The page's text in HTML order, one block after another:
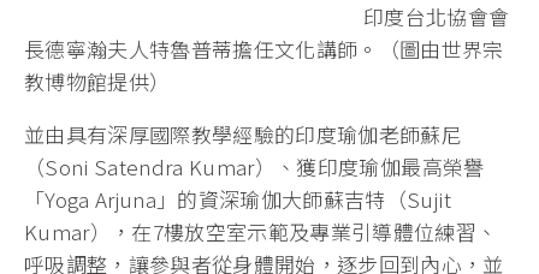
印度台北協會會
長德寧瀚夫人特魯普蒂擔任文化講師。（圖由世界宗
教博物館提供）
並由具有深厚國際教學經驗的印度瑜伽老師蘇尼
（Soni Satendra Kumar）、獲印度瑜伽最高榮譽
「Yoga Arjuna」的資深瑜伽大師蘇吉特（Sujit
Kumar），在7樓放空室示範及專業引導體位練習、
呼吸調整，讓參與者從身體開始，逐步回到內心，並